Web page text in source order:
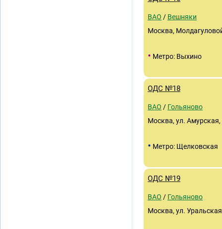
ВАО / Вешняки
Москва,
• Метро: Выхино
ОДС №18
ВАО / Гольяново
Москва, ул. Амурская,
• Метро: Щелковская
ОДС №19
ВАО / Гольяново
Москва, ул.